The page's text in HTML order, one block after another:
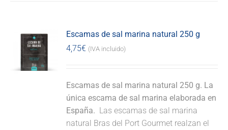
Escamas de sal marina natural 250 g
4,75€ (IVA incluido)
Escamas de sal marina natural 250 g. La
única escama de sal marina elaborada en
España. Las escamas de sal marina
natural Bras del Port Gourmet realzan el